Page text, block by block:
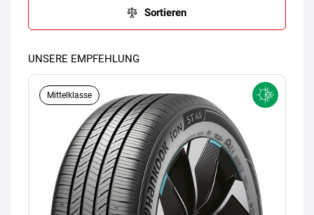
Sortieren
UNSERE EMPFEHLUNG
Mittelklasse